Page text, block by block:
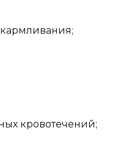
кровотечений;